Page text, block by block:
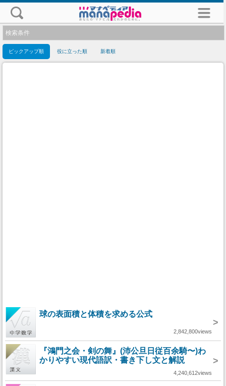
検索条件
ピックアップ順 役に立った順 新着順
球の表面積と体積を求める公式
>
2,842,800views
『鴻門之会・剣の舞』(沛公旦日従百余騎〜)わ
かりやすい現代語訳・書き下し文と解説
>
4,240,612views